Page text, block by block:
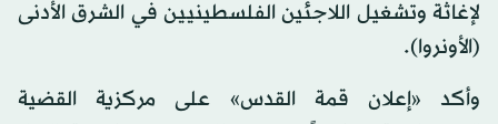
لإغاثة وتشغيل اللاجئين الفلسطينيين في الشرق الأدنى
(الأونروا).
وأكد «إعلان قمة القدس» على مركزية القضية